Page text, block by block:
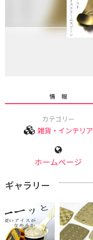
情 報
カテゴリー
雑貨・インテリア
ホームページ
ギャラリー